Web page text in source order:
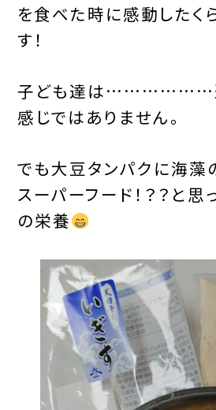
を食べた時に感動したく
す！
子ども達は………………
感じではありません。
でも大豆タンパクに海藻
スーパーフード！？？と思
の栄養